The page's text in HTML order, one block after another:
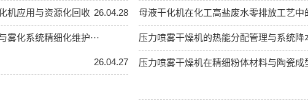
机应用与资源化回收 26.04.28 母液干化机在化工高盐废水零排放工艺中
化系统精细化维护···
26.04.27
压力喷雾干燥机的热能分配管理与系统降
压力喷雾干燥机在精细粉体材料与陶瓷成